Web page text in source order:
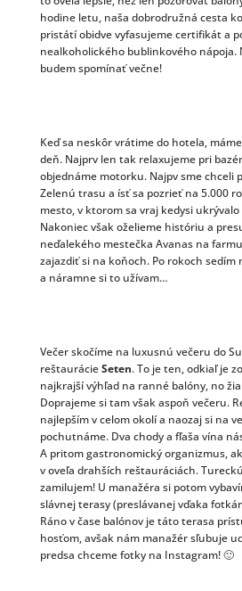
hodine letu, naša dobrodružná cesta
pristátí obidve vyfasujeme certifikát a
nealkoholického bublinkového nápoja.
budem spomínať večne!
Keď sa neskôr vrátime do hotela,
deň. Najprv len tak relaxujeme pri
objednáme motorku. Najpv sme chceli
Zelenú trasu a ísť sa pozrieť na 5.000
mesto, v ktorom sa vraj kedysi
Nakoniec však oželieme históriu a
neďalekého mestečka Avanas na
zajazdiť si na koňoch. Po rokoch
a náramne si to užívam…
Večer skočíme na luxusnú večeru do
reštaurácieSeten. To je ten, odkiaľ je
najkrajší výhľad na ranné balóny, no
Doprajeme si tam však aspoň večeru.
najlepším v celom okolí a naozaj si na
pochutnáme. Dva chody a fľaša vína
A pritom gastronomický organizmus,
v oveľa drahších reštauráciách.
zamilujem! U manažéra si potom
slávnej terasy (preslávanej vďaka
Ráno v čase balónov je táto terasa
hosťom, avšak nám manažér sľubuje
predsa chceme fotky na Instagram! 🙂